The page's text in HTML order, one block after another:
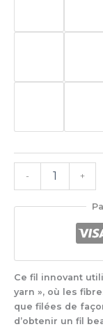
-
Air
+
Ce fil innovant
yarn », où les
que filées de
d’obtenir un fil